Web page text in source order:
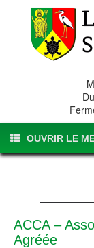
OUVRIR LE
ACCA –
Agréée